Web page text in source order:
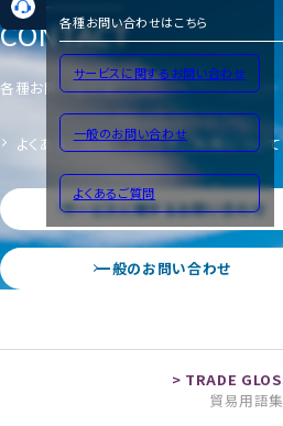
各種お問い合わせはこちら
サービスに関するお問い合わせ
一般のお問い合わせ
よくあるご質問
CONTACT
各種お問い合わせ
よくあるご質問 サイトのご利用について
サービスに関するお問い合わせ
一般のお問い合わせ
貿易用語集